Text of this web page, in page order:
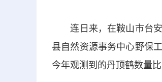
连日来，在鞍山市台安
县自然资源事务中心野保
今年观测到的丹顶鹤数量